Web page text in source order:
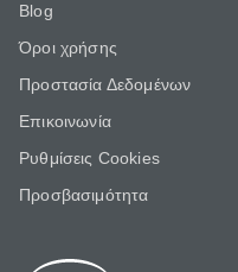
Blog
Όροι χρήσης
Προστασία Δεδομένων
Επικοινωνία
Ρυθμίσεις Cookies
Προσβασιμότητα